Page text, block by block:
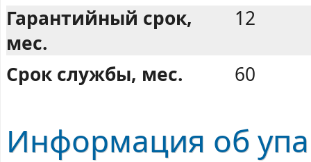
Гарантийный срок,
мес.
12
Срок службы, мес. 60
Информация об